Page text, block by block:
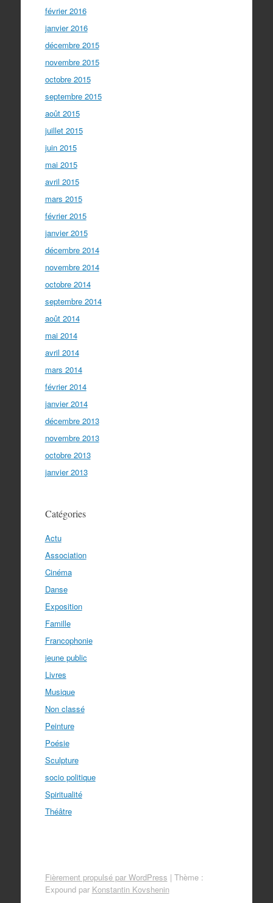
février 2016
janvier 2016
décembre 2015
novembre 2015
octobre 2015
septembre 2015
août 2015
juillet 2015
juin 2015
mai 2015
avril 2015
mars 2015
février 2015
janvier 2015
décembre 2014
novembre 2014
octobre 2014
septembre 2014
août 2014
mai 2014
avril 2014
mars 2014
février 2014
janvier 2014
décembre 2013
novembre 2013
octobre 2013
janvier 2013
Catégories
Actu
Association
Cinéma
Danse
Exposition
Famille
Francophonie
jeune public
Livres
Musique
Non classé
Peinture
Poésie
Sculpture
socio politique
Spiritualité
Théâtre
Fièrement propulsé par WordPress | Thème :
Expound par Konstantin Kovshenin